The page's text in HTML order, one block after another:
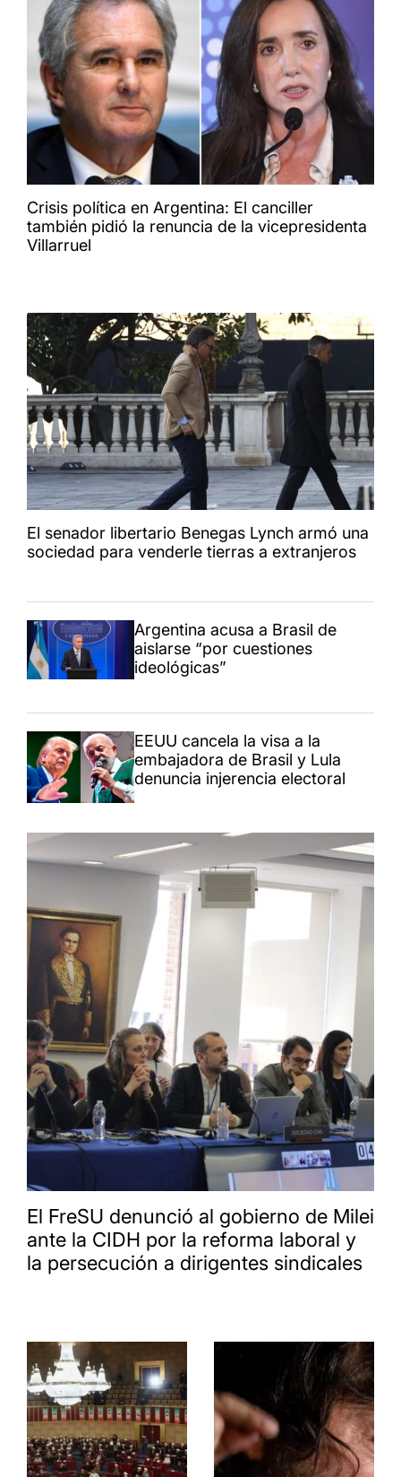
Crisis política en Argentina: El canciller
también pidió la renuncia de la vicepresidenta
Villarruel
El senador libertario Benegas Lynch armó una
sociedad para venderle tierras a extranjeros
Argentina acusa a Brasil de
aislarse “por cuestiones
ideológicas”
EEUU cancela la visa a la
embajadora de Brasil y Lula
denuncia injerencia electoral
El FreSU denunció al gobierno de Milei
ante la CIDH por la reforma laboral y
la persecución a dirigentes sindicales